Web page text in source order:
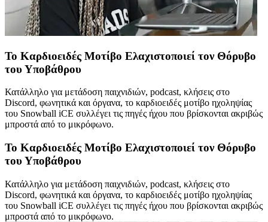
Το Καρδιοειδές Μοτίβο Ελαχιστοποιεί τον Θόρυβο
του Υποβάθρου
Κατάλληλο για μετάδοση παιχνιδιών, podcast, κλήσεις στο
Discord, φωνητικά και όργανα, το καρδιοειδές μοτίβο ηχοληψίας
του Snowball iCE συλλέγει τις πηγές ήχου που βρίσκονται ακριβώς
μπροστά από το μικρόφωνο.
Το Καρδιοειδές Μοτίβο Ελαχιστοποιεί τον Θόρυβο
του Υποβάθρου
Κατάλληλο για μετάδοση παιχνιδιών, podcast, κλήσεις στο
Discord, φωνητικά και όργανα, το καρδιοειδές μοτίβο ηχοληψίας
του Snowball iCE συλλέγει τις πηγές ήχου που βρίσκονται ακριβώς
μπροστά από το μικρόφωνο.